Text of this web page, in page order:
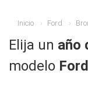
Inicio Ford
Elija un año
modelo